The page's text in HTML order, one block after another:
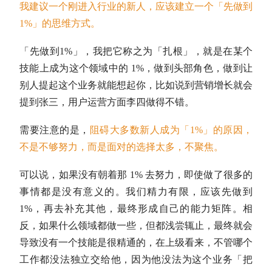
我建议一个刚进入行业的新人，应该建立一个「先做到
1%」的思维方式。
「先做到1%」，我把它称之为「扎根」，就是在某个
技能上成为这个领域中的 1%，做到头部角色，做到让
别人提起这个业务就能想起你，比如说到营销增长就会
提到张三，用户运营方面李四做得不错。
需要注意的是， 阻碍大多数新人成为「1%」的原因，
不是不够努力，而是面对的选择太多，不聚焦。
可以说，如果没有朝着那 1% 去努力，即使做了很多的
事情都是没有意义的。我们精力有限，应该先做到
1%，再去补充其他，最终形成自己的能力矩阵。相
反，如果什么领域都做一些，但都浅尝辄止，最终就会
导致没有一个技能是很精通的，在上级看来，不管哪个
工作都没法独立交给他，因为他没法为这个业务「把